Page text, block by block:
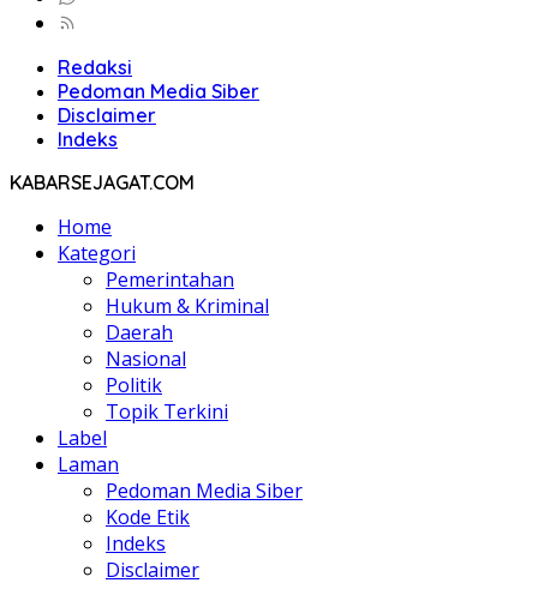
Redaksi
Pedoman Media Siber
Disclaimer
Indeks
KABARSEJAGAT.COM
Home
Kategori
Pemerintahan
Hukum & Kriminal
Daerah
Nasional
Politik
Topik Terkini
Label
Laman
Pedoman Media Siber
Kode Etik
Indeks
Disclaimer